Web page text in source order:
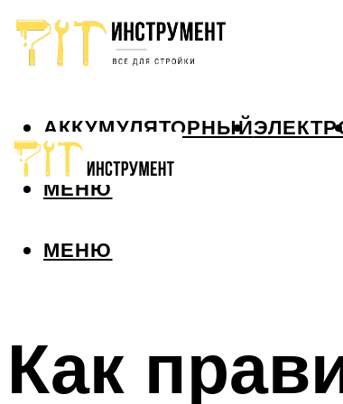
АККУМУЛЯТОРНЫЙ
МЕНЮ
МЕНЮ
Как